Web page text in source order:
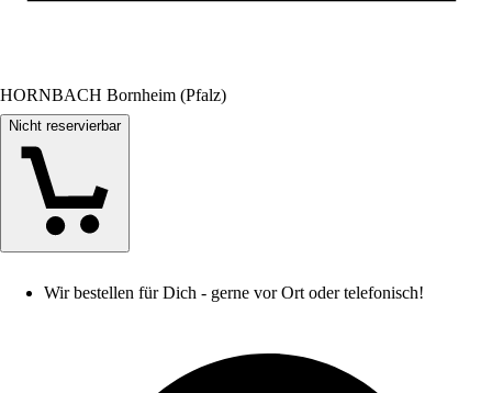
HORNBACH Bornheim (Pfalz)
Nicht reservierbar
Wir bestellen für Dich - gerne vor Ort oder telefonisch!